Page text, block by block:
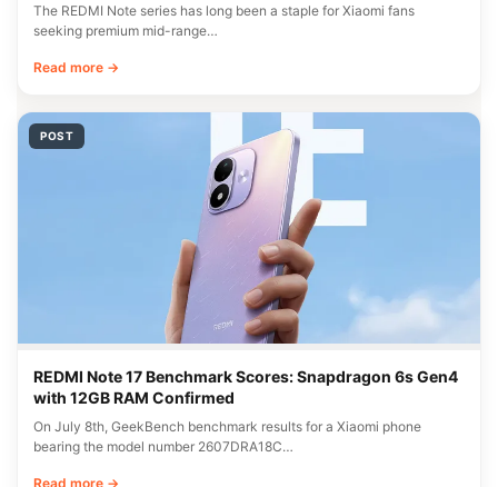
The REDMI Note series has long been a staple for Xiaomi fans
seeking premium mid-range…
Read more →
POST
REDMI Note 17 Benchmark Scores: Snapdragon 6s Gen4
with 12GB RAM Confirmed
On July 8th, GeekBench benchmark results for a Xiaomi phone
bearing the model number 2607DRA18C…
Read more →